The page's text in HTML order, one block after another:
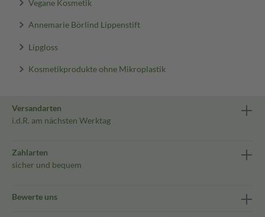
Vegane Kosmetik
Annemarie Börlind Lippenstift
Lipgloss
Kosmetikprodukte ohne Mikroplastik
Versandarten
i.d.R. am nächsten Werktag
Zahlarten
sicher und bequem
Bewerte uns